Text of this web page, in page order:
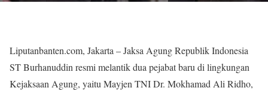
Liputanbanten.com, Jakarta – Jaksa Agung Republik Indonesia
ST Burhanuddin resmi melantik dua pejabat baru di lingkungan
Kejaksaan Agung, yaitu Mayjen TNI Dr. Mokhamad Ali Ridho,